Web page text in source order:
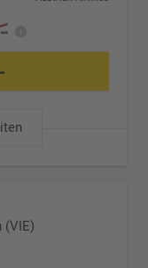
(VIE)